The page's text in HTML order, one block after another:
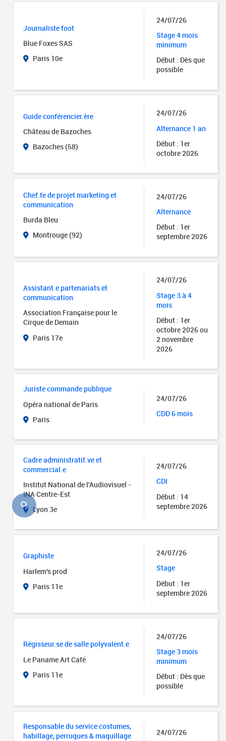
Journaliste foot
Blue Foxes SAS
Paris 10e
24/07/26
Stage 4 mois
minimum
Début : Dès que
possible
Guide conférencier.ère
Château de Bazoches
Bazoches (58)
24/07/26
Alternance 1 an
Début : 1er
octobre 2026
Chef.fe de projet marketing et
communication
Burda Bleu
Montrouge (92)
24/07/26
Alternance
Début : 1er
septembre 2026
Assistant.e partenariats et
communication
Association Française pour le
Cirque de Demain
Paris 17e
24/07/26
Stage 3 à 4
mois
Début : 1er
octobre 2026 ou
2 novembre
2026
Juriste commande publique
Opéra national de Paris
Paris
24/07/26
CDD 6 mois
Cadre administratif.ve et
commercial.e
Institut National de l'Audiovisuel -
INA Centre-Est
Lyon 3e
24/07/26
CDI
Début : 14
septembre 2026
Graphiste
Harlem's prod
Paris 11e
24/07/26
Stage
Début : 1er
septembre 2026
Régisseur.se de salle polyvalent.e
Le Paname Art Café
Paris 11e
24/07/26
Stage 3 mois
minimum
Début : Dès que
possible
Responsable du service costumes,
habillage, perruques & maquillage
24/07/26